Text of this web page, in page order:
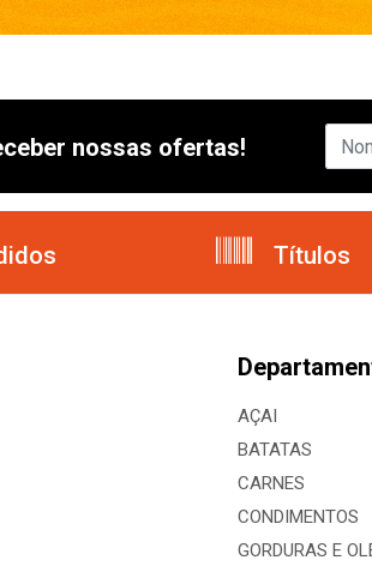
nossas ofertas!
Títulos
AÇAI
BATATAS
CARNES
CONDIMENTOS
GORDURAS E